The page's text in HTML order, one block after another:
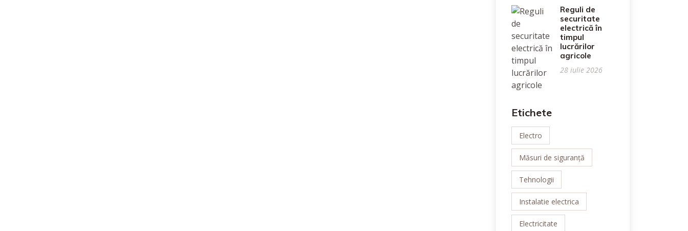
Reguli de
securitate
electrică în
timpul
lucrărilor
agricole
28 iulie 2026
Etichete
Electro
Măsuri de siguranță
Tehnologii
Instalatie electrica
Electricitate